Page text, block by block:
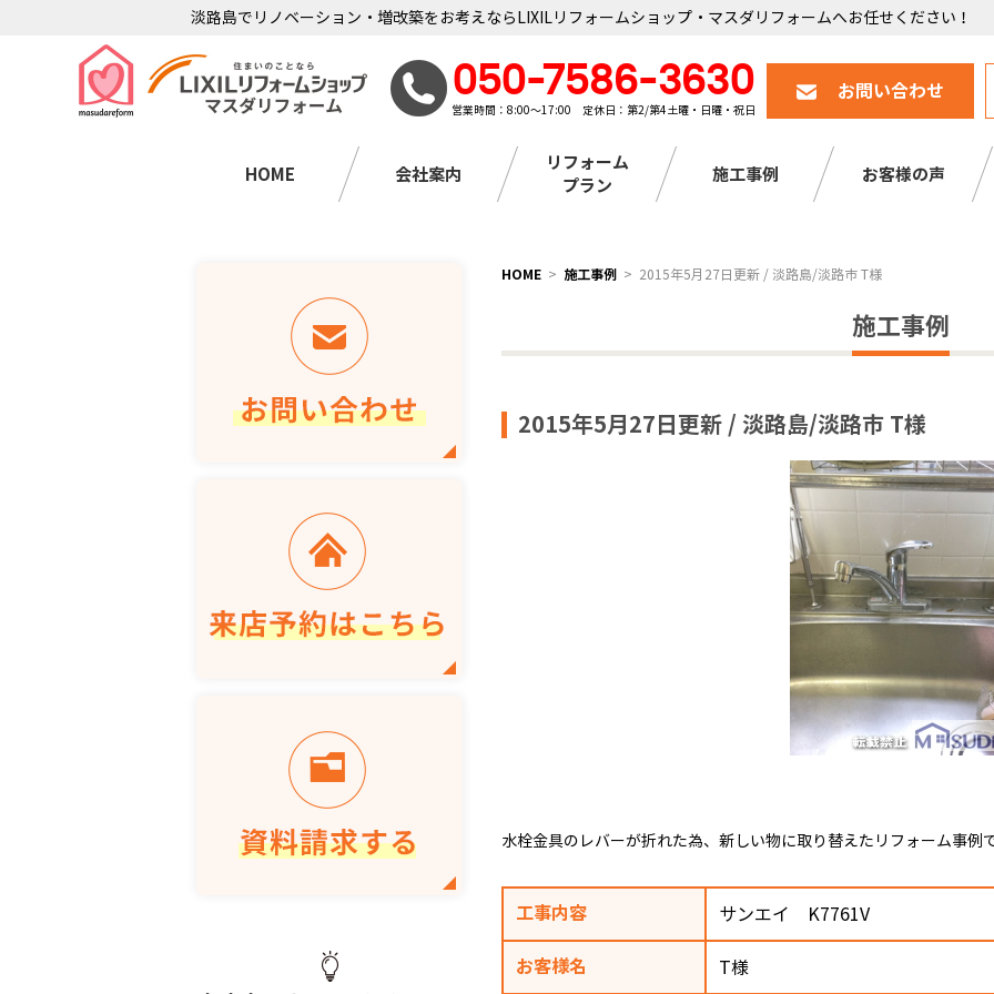
淡路島でリノベーション・増改築をお考えならLIXILリフォームショップ・マスダリフォームへお任せください！
050-7586-3630
営業時間：8:00～17:00 定休日：第2/第4土曜・日曜・祝日
お問い合わせ
HOME 会社案内
リフォーム
プラン
施工事例 お客様の声
HOME 施工事例 2015年5月27日更新 / 淡路島/淡路市 T様
施工事例
2015年5月27日更新 / 淡路島/淡路市 T様
水栓金具のレバーが折れた為、新しい物に取り替えたリフォーム事例
工事内容 サンエイ K7761V
お客様名 T様